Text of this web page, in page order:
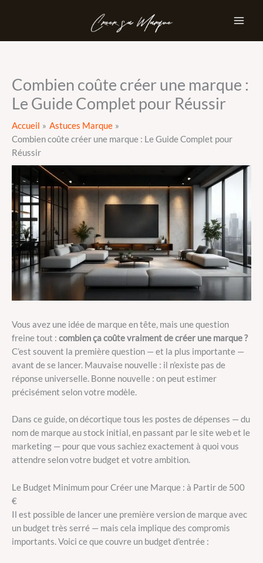
Combien coûte créer une marque :
Le Guide Complet pour Réussir
Accueil
Astuces Marque
Combien coûte créer une marque : Le Guide Complet pour
Réussir
Vous avez une idée de marque en tête, mais une question
freine tout : combien ça coûte vraiment de créer une marque ?
C’est souvent la première question — et la plus importante —
avant de se lancer. Mauvaise nouvelle : il n’existe pas de
réponse universelle. Bonne nouvelle : on peut estimer
précisément selon votre modèle.
Dans ce guide, on décortique tous les postes de dépenses — du
nom de marque au stock initial, en passant par le site web et le
marketing — pour que vous sachiez exactement à quoi vous
attendre selon votre budget et votre ambition.
Le Budget Minimum pour Créer une Marque : à Partir de 500
€
Il est possible de lancer une première version de marque avec
un budget très serré — mais cela implique des compromis
importants. Voici ce que couvre un budget d’entrée :